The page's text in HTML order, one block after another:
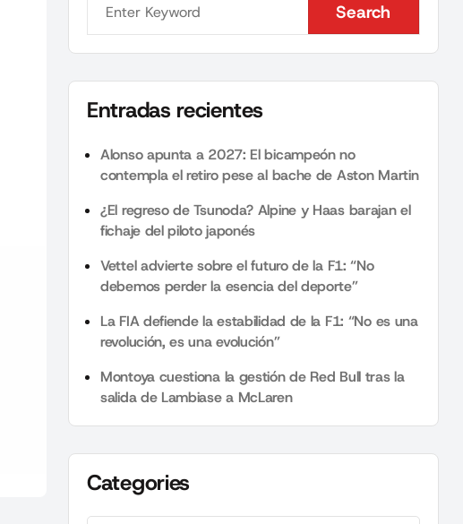
Search
Search
Entradas recientes
Alonso apunta a 2027: El bicampeón no
contempla el retiro pese al bache de Aston Martin
¿El regreso de Tsunoda? Alpine y Haas barajan el
fichaje del piloto japonés
Vettel advierte sobre el futuro de la F1: “No
debemos perder la esencia del deporte”
La FIA defiende la estabilidad de la F1: “No es una
revolución, es una evolución”
Montoya cuestiona la gestión de Red Bull tras la
salida de Lambiase a McLaren
Categories